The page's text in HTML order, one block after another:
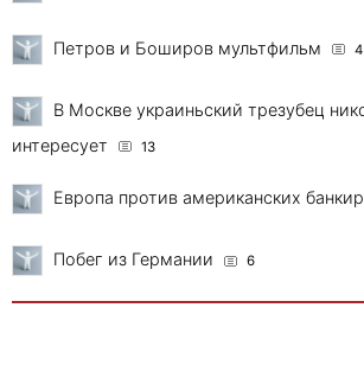
Петров и Боширов мультфильм 4
В Москве украиньский трезубец
интересует
13
Европа против американских
Побег из Германии 6